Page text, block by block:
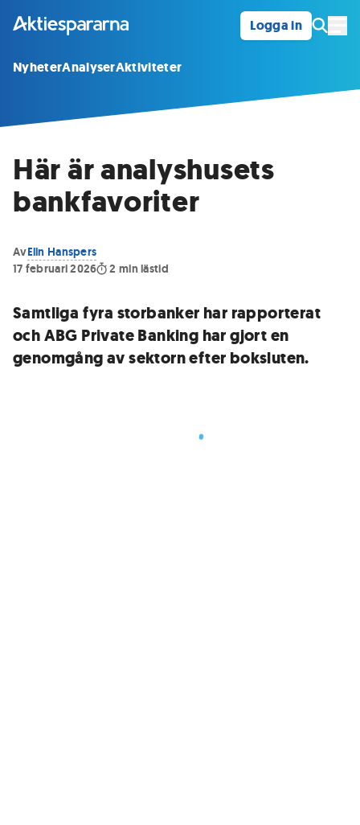
Logga in
NyheterAnalyserAktiviteter
Här är analyshusets
bankfavoriter
AvElin Hanspers
17 februari 2026
2 min lästid
Samtliga fyra storbanker har rapporterat
och ABG Private Banking har gjort en
genomgång av sektorn efter boksluten.